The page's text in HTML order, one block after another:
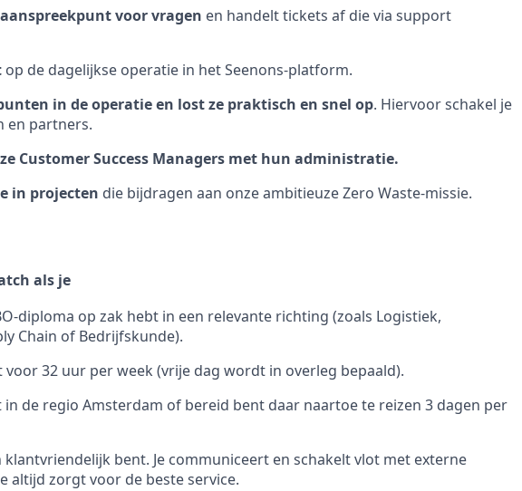
voor vragen en handelt tickets af die via support
op de dagelijkse operatie in het Seenons-platform.
in de operatie en lost ze praktisch en snel op. Hiervoor schakel je
en partners.
Customer Success Managers met hun administratie.
in projecten die bijdragen aan onze ambitieuze Zero Waste-missie.
als je
diploma op zak hebt in een relevante richting (zoals Logistiek,
Chain of Bedrijfskunde).
voor 32 uur per week (vrije dag wordt in overleg bepaald).
de regio Amsterdam of bereid bent daar naartoe te reizen 3 dagen per
klantvriendelijk bent. Je communiceert en schakelt vlot met externe
altijd zorgt voor de beste service.